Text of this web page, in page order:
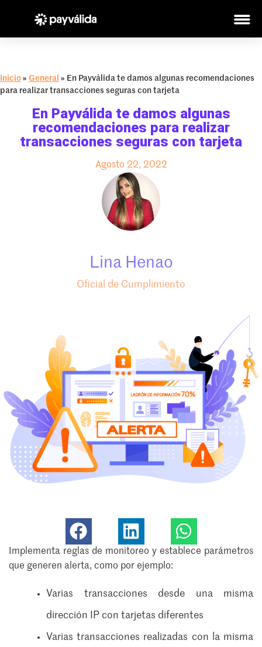
Inicio » General » En Payválida te damos algunas recomendaciones
para realizar transacciones seguras con tarjeta
En Payválida te damos algunas
recomendaciones para realizar
transacciones seguras con tarjeta
Agosto 22, 2022
Lina Henao
Oficial de Cumplimiento
Implementa reglas de monitoreo y establece parámetros
que generen alerta, como por ejemplo:
Varias transacciones desde una misma
dirección IP con tarjetas diferentes
Varias transacciones realizadas con la misma